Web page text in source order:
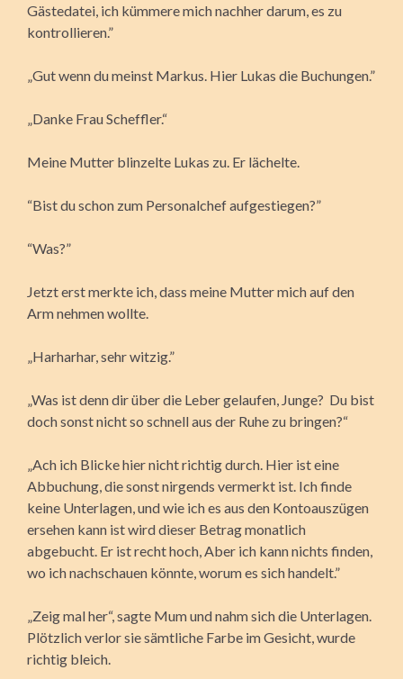
Gästedatei, ich kümmere mich nachher darum, es zu
kontrollieren.”
„Gut wenn du meinst Markus. Hier Lukas die Buchungen.”
„Danke Frau Scheffler.“
Meine Mutter blinzelte Lukas zu. Er lächelte.
“Bist du schon zum Personalchef aufgestiegen?”
“Was?”
Jetzt erst merkte ich, dass meine Mutter mich auf den
Arm nehmen wollte.
„Harharhar, sehr witzig.”
„Was ist denn dir über die Leber gelaufen, Junge? Du bist
doch sonst nicht so schnell aus der Ruhe zu bringen?“
„Ach ich Blicke hier nicht richtig durch. Hier ist eine
Abbuchung, die sonst nirgends vermerkt ist. Ich finde
keine Unterlagen, und wie ich es aus den Kontoauszügen
ersehen kann ist wird dieser Betrag monatlich
abgebucht. Er ist recht hoch, Aber ich kann nichts finden,
wo ich nachschauen könnte, worum es sich handelt.”
„Zeig mal her“, sagte Mum und nahm sich die Unterlagen.
Plötzlich verlor sie sämtliche Farbe im Gesicht, wurde
richtig bleich.